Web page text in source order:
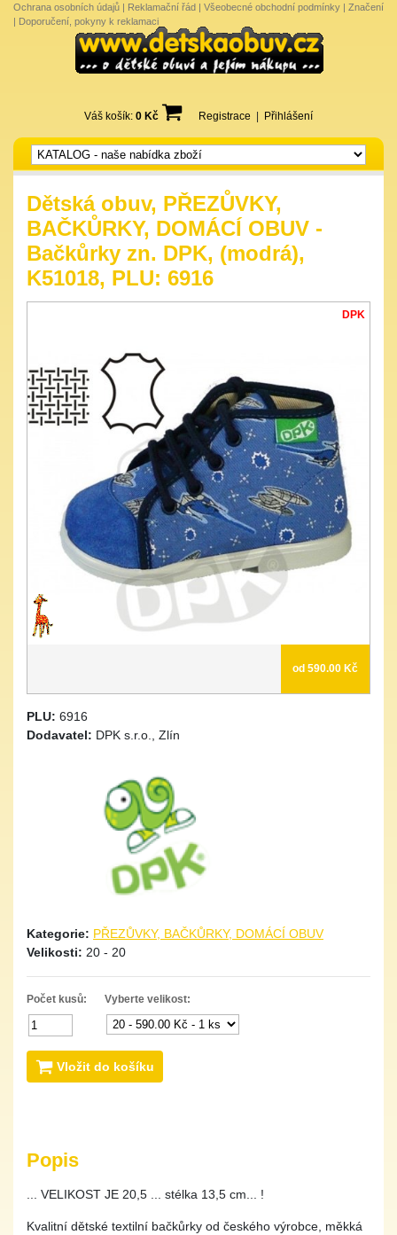
Ochrana osobních údajů | Reklamační řád | Všeobecné obchodní podmínky | Značení
| Doporučení, pokyny k reklamaci
Váš košík: 0 Kč Registrace Přihlášení
Dětská obuv, PŘEZŮVKY,
BAČKŮRKY, DOMÁCÍ OBUV -
Bačkůrky zn. DPK, (modrá),
K51018, PLU: 6916
DPK
od 590.00 Kč
PLU: 6916
Dodavatel: DPK s.r.o., Zlín
Kategorie: PŘEZŮVKY, BAČKŮRKY, DOMÁCÍ OBUV
Velikosti: 20 - 20
Počet kusů: Vyberte velikost:
Vložit do košíku
Popis
... VELIKOST JE 20,5 ... stélka 13,5 cm... !
Kvalitní dětské textilní bačkůrky od českého výrobce, měkká